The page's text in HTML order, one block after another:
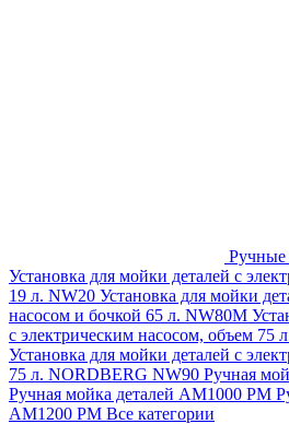
Ручные
Установка для мойки деталей с
19 л. NW20 Установка для мойки
насосом и бочкой 65 л. NW80M
с электрическим насосом, объем
Установка для мойки деталей с
75 л. NORDBERG NW90 Ручная
Ручная мойка деталей АМ1000 РМ
АМ1200 РМ Все категории